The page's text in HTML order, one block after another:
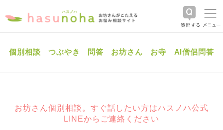
個別相談 つぶやき 問答 お坊さん お寺 AI僧侶問答
お坊さん個別相談。すぐ話したい方はハスノハ公式
LINEからご連絡ください